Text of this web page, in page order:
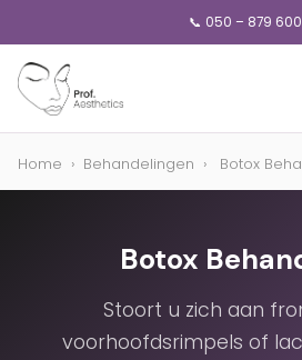
📞 050 – 879
Home › Behandelingen › Botox
Botox
Stoort u zich aan
voorhoofdsrimpels of